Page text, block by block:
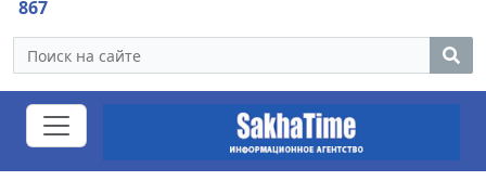
867